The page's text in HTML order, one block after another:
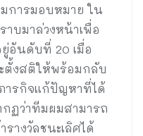
การมอบหมาย ใน
บมาล่วงหน้าเพื่อ
อันดับที่ 20 เมื่อ
ตั้งสติให้พร้อมกลับ
ารกิจแก้ปัญหาที่ได้
ฏว่าทีมผมสามารถ
างวัลชนะเลิศได้